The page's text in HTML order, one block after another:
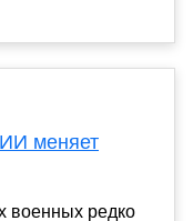
меняет
военных редко